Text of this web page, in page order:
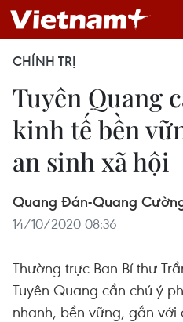
CHÍNH TRỊ
Tuyên Quang
kinh tế bền
an sinh xã hội
Quang Đán-Quang
14/10/2020 08:36
Thường trực Ban Bí thư
Tuyên Quang cần chú ý
nhanh, bền vững, gắn